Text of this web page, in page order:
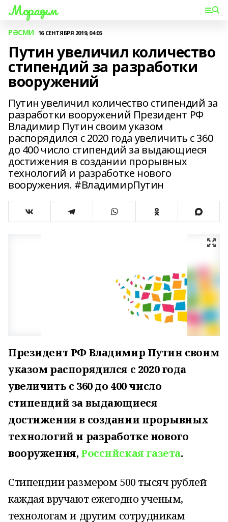
Мораҙым
РӘСМИ 16 СЕНТЯБРЯ 2019, 04:05
Путин увеличил количество
стипендий за разработки
вооружений
Путин увеличил количество стипендий за
разработки вооружений Президент РФ
Владимир Путин своим указом
распорядился с 2020 года увеличить с 360
до 400 число стипендий за выдающиеся
достижения в создании прорывных
технологий и разработке нового
вооружения. #ВладимирПутин
Президент РФ Владимир Путин своим
указом распорядился с 2020 года
увеличить с 360 до 400 число
стипендий за выдающиеся
достижения в создании прорывных
технологий и разработке нового
вооружения, Российская газета.
Стипендии размером 500 тысяч рублей
каждая вручают ежегодно ученым,
технологам и другим сотрудникам